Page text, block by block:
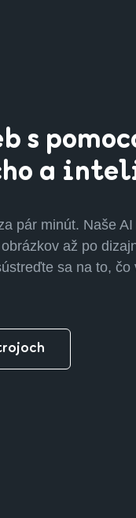
s
a
pár minút. Naše
až po
sa na to, čo